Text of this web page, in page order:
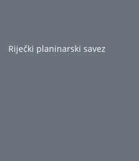
Riječki planinarski savez